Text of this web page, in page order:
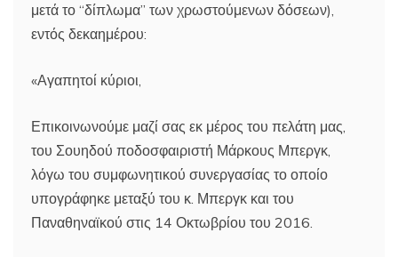
μετά το “δίπλωμα” των χρωστούμενων δόσεων),
εντός δεκαημέρου:
«Αγαπητοί κύριοι,
Επικοινωνούμε μαζί σας εκ μέρος του πελάτη μας,
του Σουηδού ποδοσφαιριστή Μάρκους Μπεργκ,
λόγω του συμφωνητικού συνεργασίας το οποίο
υπογράφηκε μεταξύ του κ. Μπεργκ και του
Παναθηναϊκού στις 14 Οκτωβρίου του 2016.